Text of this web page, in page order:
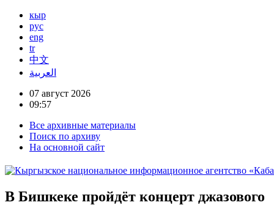
кыр
рус
eng
tr
中文
العربية
07 август 2026
09:57
Все архивные материалы
Поиск по архиву
На основной сайт
В Бишкеке пройдёт концерт джазового